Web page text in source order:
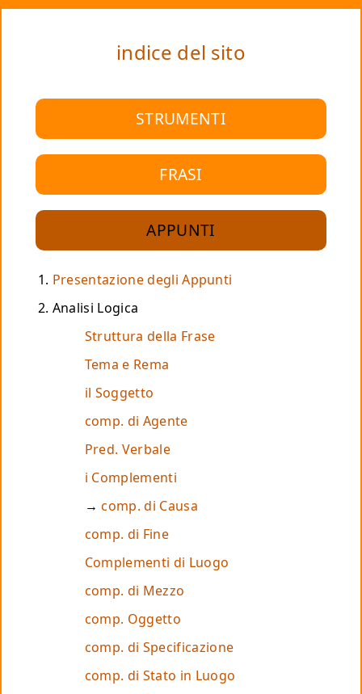
indice del sito
STRUMENTI
FRASI
APPUNTI
Presentazione degli Appunti
Analisi Logica
Struttura della Frase
Tema e Rema
il Soggetto
comp. di Agente
Pred. Verbale
i Complementi
comp. di Causa
comp. di Fine
Complementi di Luogo
comp. di Mezzo
comp. Oggetto
comp. di Specificazione
comp. di Stato in Luogo